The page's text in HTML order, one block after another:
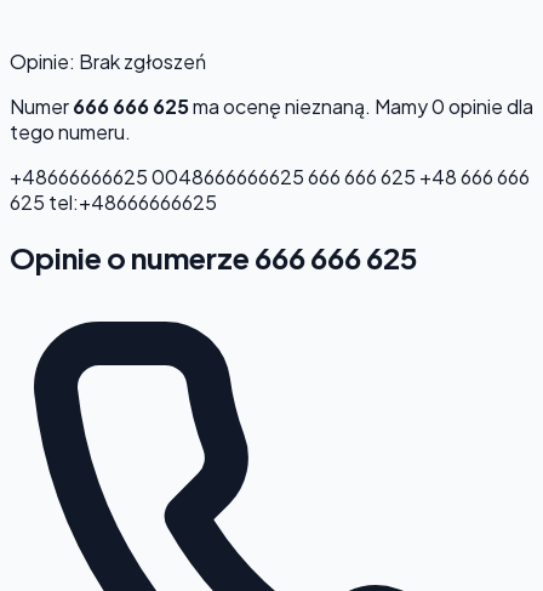
Opinie: Brak zgłoszeń
Numer666 666 625ma ocenęnieznaną. Mamy 0 opinie dla
tego numeru.
+486666666250048666666625666 666 625 +48 666 666
625 tel:+48666666625
Opinie o numerze 666 666 625